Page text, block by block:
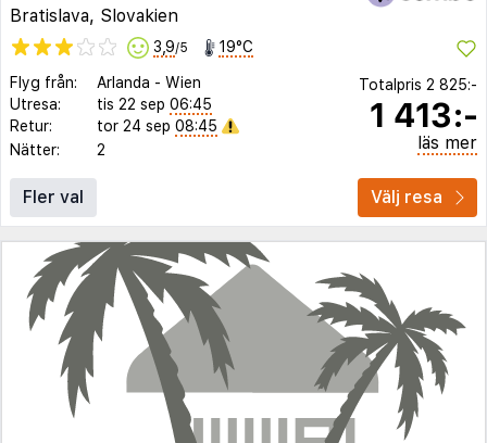
Bratislava, Slovakien
3,9/5 19°C
Flyg från: Arlanda - Wien
Utresa:
tis 22 sep 06:45
Retur:
tor 24 sep 08:45
Nätter:
2
Totalpris 2 825:-
1 413:-
läs mer
Fler val Välj resa